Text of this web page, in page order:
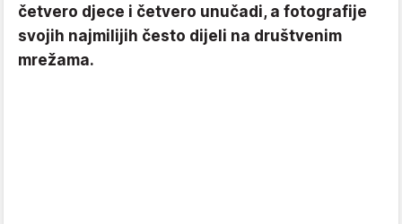
četvero djece i četvero unučadi, a fotografije
svojih najmilijih često dijeli na društvenim
mrežama.